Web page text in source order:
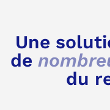
Une
de
du